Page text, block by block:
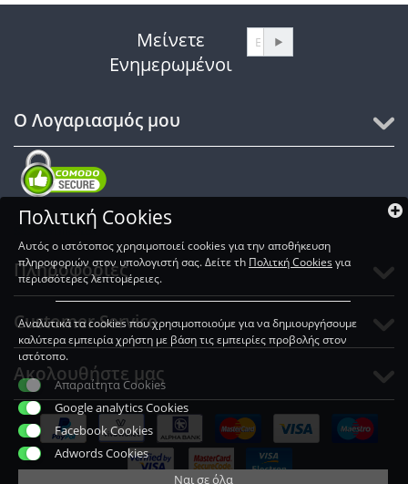
Μείνετε
Ενημερωμένοι
Ο Λογαριασμός μου
SSL Certificates
Πληροφορίες
Customer Service
Ακολουθήστε μας
Πολιτική Cookies
Αυτός ο ιστότοπος χρησιμοποιεί cookies για την αποθήκευση
πληροφοριών στον υπολογιστή σας. Δείτε τh Πολιτκή Cookies για
περισσότερες λεπτομέρειες.
Αναλυτικά τα cookies που χρησιμοποιούμε για να δημιουργήσουμε
καλύτερα εμπειρία χρήστη με βάση τις εμπειρίες προβολής στον
ιστότοπο.
Απαραίτητα Cookies
Google analytics Cookies
Facebook Cookies
Adwords Cookies
Ναι σε όλα